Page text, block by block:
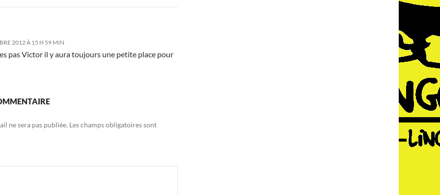
2012 À 15 H 59 MIN
pas Victor il y aura toujours une petite place pour
ne sera pas publiée. Les champs obligatoires sont